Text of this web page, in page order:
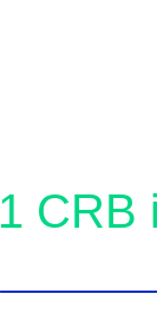
1 CRB